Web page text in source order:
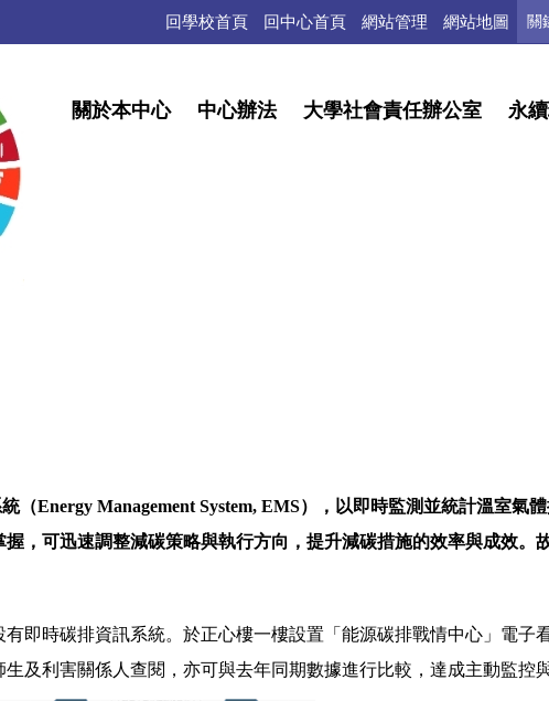
回學校首頁 回中心首頁 網站管理 網站地圖
關於本中心 中心辦法 大學社會責任辦公室 永
Energy Management System, EMS），以即時監測並統計溫室氣
，可迅速調整減碳策略與執行方向，提升減碳措施的效率與成效。
即時碳排資訊系統。於正心樓一樓設置「能源碳排戰情中心」電子
及利害關係人查閱，亦可與去年同期數據進行比較，達成主動監控